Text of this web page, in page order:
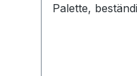
Palette,